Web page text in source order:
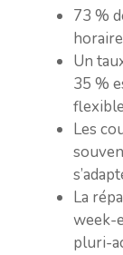
73 %
Un
35 %
Les
La
week-
pluri-